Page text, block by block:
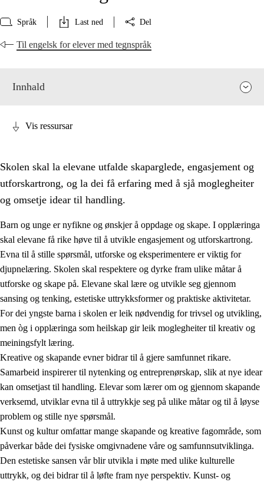
Språk Last ned Del
Til engelsk for elever med tegnspråk
Innhald
1. Verdigrunnlaget i opplæringa
1.1 Menneskeverdet
Identitet og kulturelt mangfald
1.3 Kritisk tenking og etisk bevisstheit
1.4 Skaparglede, engasjement og utforskartrong
1.5 Respekt for naturen og miljøbevisstheit
1.6 Demokrati og medverknad
Vis ressursar
Skolen skal la elevane utfalde skaparglede, engasjement og
utforskartrong, og la dei få erfaring med å sjå moglegheiter
og omsetje idear til handling.
Barn og unge er nyfikne og ønskjer å oppdage og skape. I opplæringa
skal elevane få rike høve til å utvikle engasjement og utforskartrong.
Evna til å stille spørsmål, utforske og eksperimentere er viktig for
djupnelæring. Skolen skal respektere og dyrke fram ulike måtar å
utforske og skape på. Elevane skal lære og utvikle seg gjennom
sansing og tenking, estetiske uttrykksformer og praktiske aktivitetar.
For dei yngste barna i skolen er leik nødvendig for trivsel og utvikling,
men òg i opplæringa som heilskap gir leik moglegheiter til kreativ og
meiningsfylt læring.
Kreative og skapande evner bidrar til å gjere samfunnet rikare.
Samarbeid inspirerer til nytenking og entreprenørskap, slik at nye idear
kan omsetjast til handling. Elevar som lærer om og gjennom skapande
verksemd, utviklar evna til å uttrykkje seg på ulike måtar og til å løyse
problem og stille nye spørsmål.
Kunst og kultur omfattar mange skapande og kreative fagområde, som
påverkar både dei fysiske omgivnadene våre og samfunnsutviklinga.
Den estetiske sansen vår blir utvikla i møte med ulike kulturelle
uttrykk, og dei bidrar til å løfte fram nye perspektiv. Kunst- og